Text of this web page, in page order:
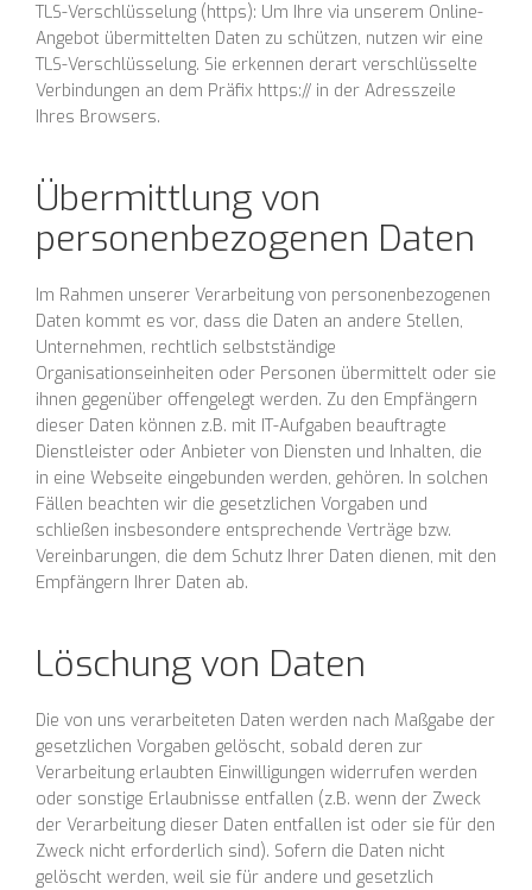
TLS-Verschlüsselung (https): Um Ihre via unserem Online-
Angebot übermittelten Daten zu schützen, nutzen wir eine
TLS-Verschlüsselung. Sie erkennen derart verschlüsselte
Verbindungen an dem Präfix https:// in der Adresszeile
Ihres Browsers.
Übermittlung von
personenbezogenen Daten
Im Rahmen unserer Verarbeitung von personenbezogenen
Daten kommt es vor, dass die Daten an andere Stellen,
Unternehmen, rechtlich selbstständige
Organisationseinheiten oder Personen übermittelt oder sie
ihnen gegenüber offengelegt werden. Zu den Empfängern
dieser Daten können z.B. mit IT-Aufgaben beauftragte
Dienstleister oder Anbieter von Diensten und Inhalten, die
in eine Webseite eingebunden werden, gehören. In solchen
Fällen beachten wir die gesetzlichen Vorgaben und
schließen insbesondere entsprechende Verträge bzw.
Vereinbarungen, die dem Schutz Ihrer Daten dienen, mit den
Empfängern Ihrer Daten ab.
Löschung von Daten
Die von uns verarbeiteten Daten werden nach Maßgabe der
gesetzlichen Vorgaben gelöscht, sobald deren zur
Verarbeitung erlaubten Einwilligungen widerrufen werden
oder sonstige Erlaubnisse entfallen (z.B. wenn der Zweck
der Verarbeitung dieser Daten entfallen ist oder sie für den
Zweck nicht erforderlich sind). Sofern die Daten nicht
gelöscht werden, weil sie für andere und gesetzlich